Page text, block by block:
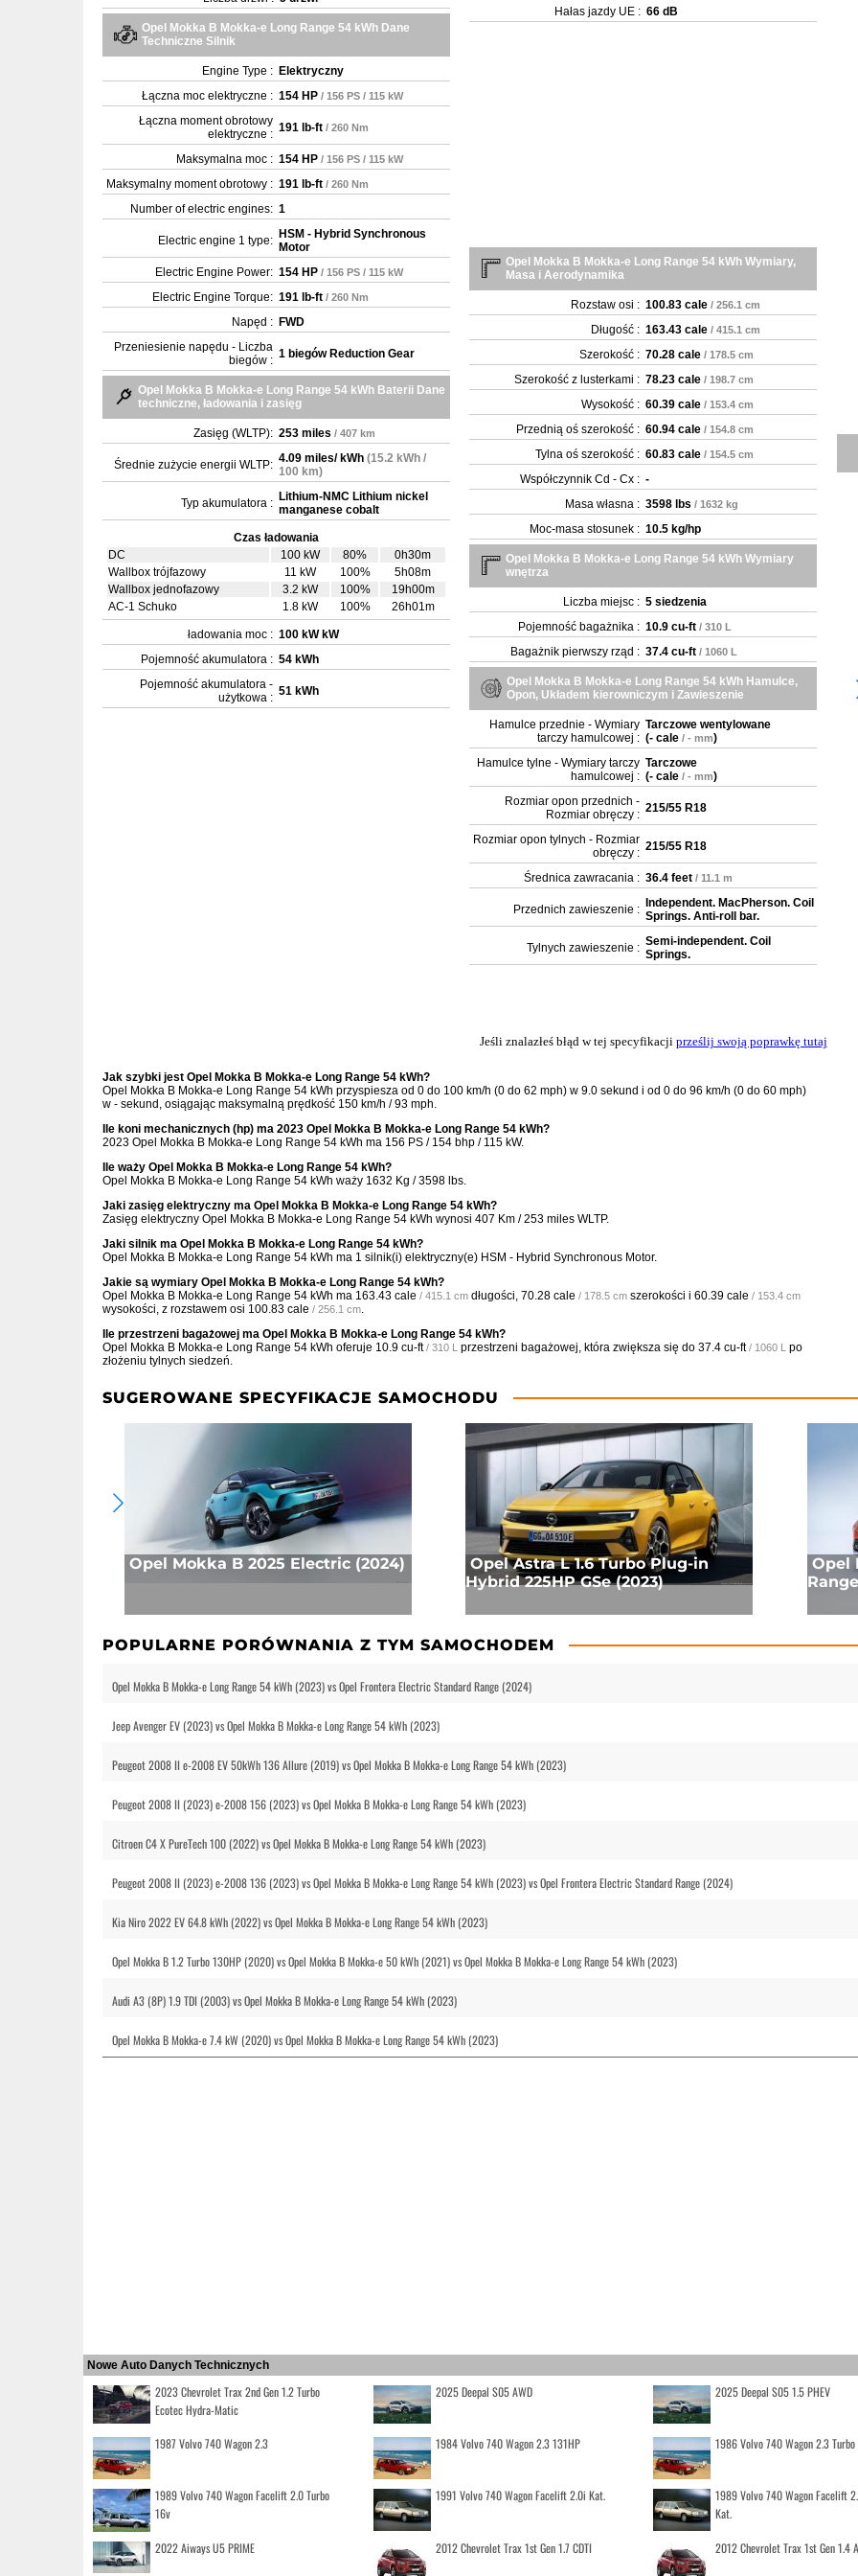
Opel Mokka B Mokka-e Long Range 54 kWh Dane
Techniczne Silnik
Engine Type : Elektryczny
Łączna moc elektryczne : 154 HP / 156 PS / 115 kW
Łączna moment obrotowy
elektryczne : 191 lb-ft / 260 Nm
Maksymalna moc : 154 HP / 156 PS / 115 kW
Maksymalny moment obrotowy : 191 lb-ft / 260 Nm
Number of electric engines: 1
Electric engine 1 type: HSM - Hybrid Synchronous
Motor
Electric Engine Power: 154 HP / 156 PS / 115 kW
Electric Engine Torque: 191 lb-ft / 260 Nm
Napęd : FWD
Przeniesienie napędu - Liczba
biegów : 1 biegów Reduction Gear
Opel Mokka B Mokka-e Long Range 54 kWh Baterii Dane
techniczne, ładowania i zasięg
Zasięg (WLTP): 253 miles / 407 km
Średnie zużycie energii WLTP: 4.09 miles/ kWh (15.2 kWh /
100 km)
Typ akumulatora : Lithium-NMC Lithium nickel
manganese cobalt
Czas ładowania
DC
100 kW 80%
0h30m
Wallbox trójfazowy
11 kW 100%
5h08m
Wallbox jednofazowy
3.2 kW 100%
19h00m
AC-1 Schuko
1.8 kW 100% 26h01m
ładowania moc : 100 kW kW
Pojemność akumulatora : 54 kWh
Pojemność akumulatora -
użytkowa : 51 kWh
Hałas jazdy UE : 66 dB
Opel Mokka B Mokka-e Long Range 54 kWh Wymiary,
Masa i Aerodynamika
Rozstaw osi : 100.83 cale / 256.1 cm
Długość : 163.43 cale / 415.1 cm
Szerokość : 70.28 cale / 178.5 cm
Szerokość z lusterkami : 78.23 cale / 198.7 cm
Wysokość : 60.39 cale / 153.4 cm
Przednią oś szerokość : 60.94 cale / 154.8 cm
Tylna oś szerokość : 60.83 cale / 154.5 cm
Współczynnik Cd - Cx : -
Masa własna : 3598 lbs / 1632 kg
Moc-masa stosunek : 10.5 kg/hp
Opel Mokka B Mokka-e Long Range 54 kWh Wymiary
wnętrza
Liczba miejsc : 5 siedzenia
Pojemność bagażnika : 10.9 cu-ft / 310 L
Bagażnik pierwszy rząd : 37.4 cu-ft / 1060 L
Opel Mokka B Mokka-e Long Range 54 kWh Hamulce,
Opon, Układem kierowniczym i Zawieszenie
Hamulce przednie - Wymiary
tarczy hamulcowej :
Tarczowe wentylowane
(- cale / - mm)
Hamulce tylne - Wymiary tarczy
hamulcowej :
Tarczowe
(- cale / - mm)
Rozmiar opon przednich -
Rozmiar obręczy : 215/55 R18
Rozmiar opon tylnych - Rozmiar
obręczy : 215/55 R18
Średnica zawracania : 36.4 feet / 11.1 m
Przednich zawieszenie :
Independent. MacPherson. Coil
Springs. Anti-roll bar.
Tylnych zawieszenie : Semi-independent. Coil
Springs.
Jeśli znalazłeś błąd w tej specyfikacji prześlij swoją poprawkę tutaj
Jak szybki jest Opel Mokka B Mokka-e Long Range 54 kWh?
Opel Mokka B Mokka-e Long Range 54 kWh przyspiesza od 0 do 100 km/h (0 do 62 mph) w 9.0 sekund i od 0 do 96 km/h (0 do 60 mph)
w - sekund, osiągając maksymalną prędkość 150 km/h / 93 mph.
Ile koni mechanicznych (hp) ma 2023 Opel Mokka B Mokka-e Long Range 54 kWh?
2023 Opel Mokka B Mokka-e Long Range 54 kWh ma 156 PS / 154 bhp / 115 kW.
Ile waży Opel Mokka B Mokka-e Long Range 54 kWh?
Opel Mokka B Mokka-e Long Range 54 kWh waży 1632 Kg / 3598 lbs.
Jaki zasięg elektryczny ma Opel Mokka B Mokka-e Long Range 54 kWh?
Zasięg elektryczny Opel Mokka B Mokka-e Long Range 54 kWh wynosi 407 Km / 253 miles WLTP.
Jaki silnik ma Opel Mokka B Mokka-e Long Range 54 kWh?
Opel Mokka B Mokka-e Long Range 54 kWh ma 1 silnik(i) elektryczny(e) HSM - Hybrid Synchronous Motor.
Jakie są wymiary Opel Mokka B Mokka-e Long Range 54 kWh?
Opel Mokka B Mokka-e Long Range 54 kWh ma 163.43 cale / 415.1 cm długości, 70.28 cale / 178.5 cm szerokości i 60.39 cale / 153.4 cm
wysokości, z rozstawem osi 100.83 cale / 256.1 cm.
Ile przestrzeni bagażowej ma Opel Mokka B Mokka-e Long Range 54 kWh?
Opel Mokka B Mokka-e Long Range 54 kWh oferuje 10.9 cu-ft / 310 L przestrzeni bagażowej, która zwiększa się do 37.4 cu-ft / 1060 L po
złożeniu tylnych siedzeń.
SUGEROWANE SPECYFIKACJE SAMOCHODU
Opel Mokka B 2025 Electric (2024)
Opel Astra L 1.6 Turbo Plug-in
Hybrid 225HP GSe (2023)
Opel
POPULARNE PORÓWNANIA Z TYM SAMOCHODEM
Opel Mokka B Mokka-e Long Range 54 kWh (2023) vs Opel Frontera Electric Standard Range (2024)
Jeep Avenger EV (2023) vs Opel Mokka B Mokka-e Long Range 54 kWh (2023)
Peugeot 2008 II e-2008 EV 50kWh 136 Allure (2019) vs Opel Mokka B Mokka-e Long Range 54 kWh (2023)
Peugeot 2008 II (2023) e-2008 156 (2023) vs Opel Mokka B Mokka-e Long Range 54 kWh (2023)
Citroen C4 X PureTech 100 (2022) vs Opel Mokka B Mokka-e Long Range 54 kWh (2023)
Peugeot 2008 II (2023) e-2008 136 (2023) vs Opel Mokka B Mokka-e Long Range 54 kWh (2023) vs Opel Frontera Electric Standard Range (2024)
Kia Niro 2022 EV 64.8 kWh (2022) vs Opel Mokka B Mokka-e Long Range 54 kWh (2023)
Opel Mokka B 1.2 Turbo 130HP (2020) vs Opel Mokka B Mokka-e 50 kWh (2021) vs Opel Mokka B Mokka-e Long Range 54 kWh (2023)
Audi A3 (8P) 1.9 TDI (2003) vs Opel Mokka B Mokka-e Long Range 54 kWh (2023)
Opel Mokka B Mokka-e 7.4 kW (2020) vs Opel Mokka B Mokka-e Long Range 54 kWh (2023)
Nowe Auto Danych Technicznych
2023 Chevrolet Trax 2nd Gen 1.2 Turbo
Ecotec Hydra-Matic
2025 Deepal S05 AWD 2025 Deepal S05 1.5 PHEV
1987 Volvo 740 Wagon 2.3 1984 Volvo 740 Wagon 2.3 131HP 1986 Volvo 740 Wagon 2.3
1989 Volvo 740 Wagon Facelift 2.0 Turbo
16v
1991 Volvo 740 Wagon Facelift 2.0i Kat.
1989 Volvo 740 Wagon Facelift
Kat.
2022 Aiways U5 PRIME 2012 Chevrolet Trax 1st Gen 1.7 CDTI 2012 Chevrolet Trax 1st Gen 1.4